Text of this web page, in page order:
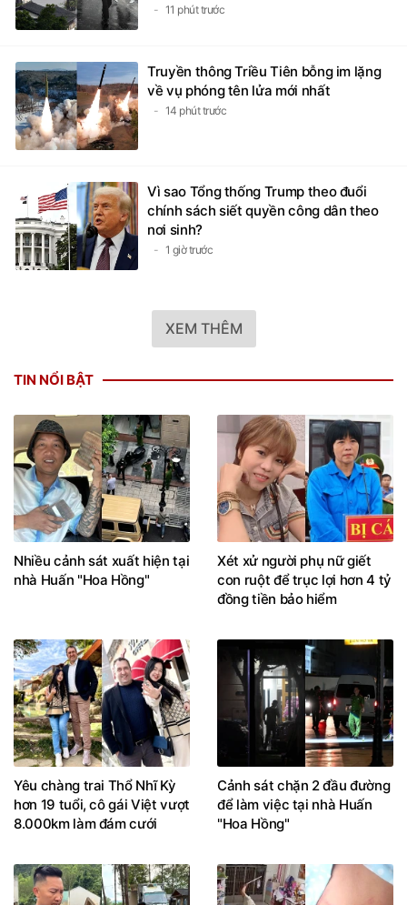
11 phút trước
Truyền thông Triều Tiên bỗng im lặng
về vụ phóng tên lửa mới nhất
14 phút trước
Vì sao Tổng thống Trump theo đuổi
chính sách siết quyền công dân theo
nơi sinh?
1 giờ trước
XEM THÊM
TIN NỔI BẬT
Nhiều cảnh sát xuất hiện tại
nhà Huấn "Hoa Hồng"
Xét xử người phụ nữ giết
con ruột để trục lợi hơn 4 tỷ
đồng tiền bảo hiểm
Yêu chàng trai Thổ Nhĩ Kỳ
hơn 19 tuổi, cô gái Việt vượt
8.000km làm đám cưới
Cảnh sát chặn 2 đầu đường
để làm việc tại nhà Huấn
"Hoa Hồng"